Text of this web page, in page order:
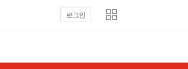
로그인